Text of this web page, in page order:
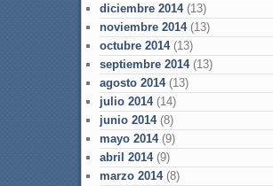
diciembre 2014(13)
noviembre 2014(13)
octubre 2014(13)
septiembre 2014(13)
agosto 2014(13)
julio 2014(14)
junio 2014(8)
mayo 2014(9)
abril 2014(9)
marzo 2014(8)